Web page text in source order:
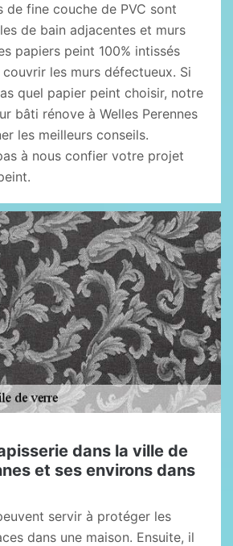
de fine couche de PVC sont
de bain adjacentes et murs
papiers peint 100% intissés
les murs défectueux. Si
quel papier peint choisir, notre
bâti rénove à Welles Perennes
les meilleurs conseils.
à nous confier votre projet
dans la ville de
et ses environs dans
servir à protéger les
dans une maison. Ensuite, il